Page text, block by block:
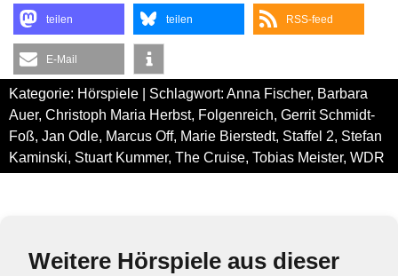
teilen teilen RSS-feed
E-Mail
Kategorie: Hörspiele | Schlagwort: Anna Fischer, Barbara
Auer, Christoph Maria Herbst, Folgenreich, Gerrit Schmidt-
Foß, Jan Odle, Marcus Off, Marie Bierstedt, Staffel 2, Stefan
Kaminski, Stuart Kummer, The Cruise, Tobias Meister, WDR
Weitere Hörspiele aus dieser